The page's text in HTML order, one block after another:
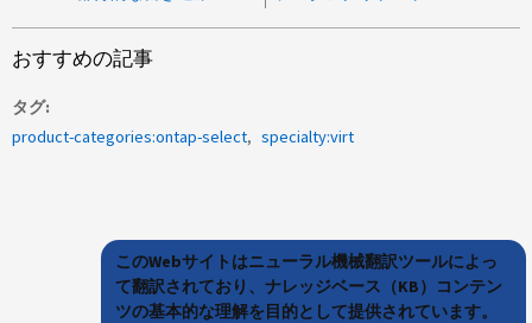
おすすめの記事
タグ
product-categories:ontap-select
specialty:virt
このWebサイトはニューラル機械翻訳ツールによっ
て翻訳されており、ナレッジベース（KB）コンテン
ツの基本的な理解を目的として提供されています。